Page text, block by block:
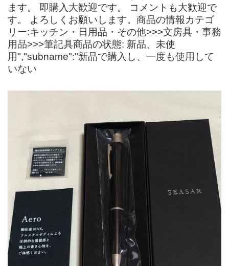
ます。 即購入大歓迎です。 コメントも大歓迎で
す。 よろしくお願いします。商品の情報カテゴ
リー:キッチン・日用品・その他>>>文房具・事務
用品>>>筆記具商品の状態: 新品、未使
用","subname":"新品で購入し、一度も使用して
いない